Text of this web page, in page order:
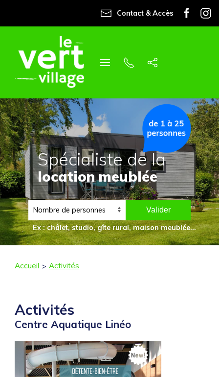
Contact & Accès
Spécialiste de la
location meublée
Valider
Ex : châlet, studio, gîte rural, maison meublée...
Accueil Activités
Activités
Centre Aquatique Linéo